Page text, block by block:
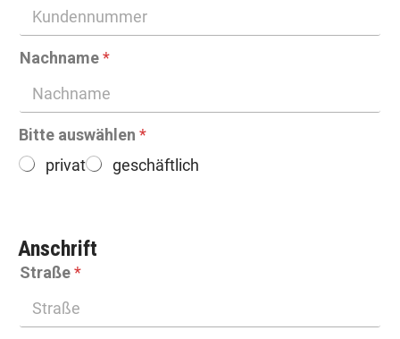
Nachname*
Bitte auswählen *
privat
geschäftlich
Anschrift
Straße*